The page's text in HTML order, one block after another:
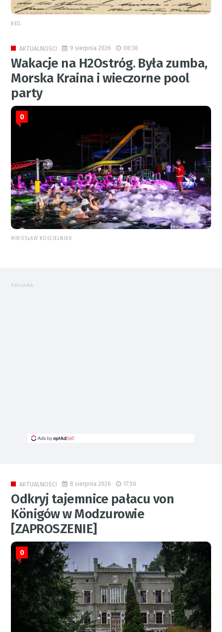
RED.
AKTUALNOŚCI 9 sierpnia 2026 08:36
Wakacje na H2Ostróg. Była zumba,
Morska Kraina i wieczorne pool
party
0
MIROSŁAW KOŚCIELNIAK
REKLAMA
AKTUALNOŚCI 8 sierpnia 2026 17:50
Odkryj tajemnice pałacu von
Königów w Modzurowie
[ZAPROSZENIE]
0